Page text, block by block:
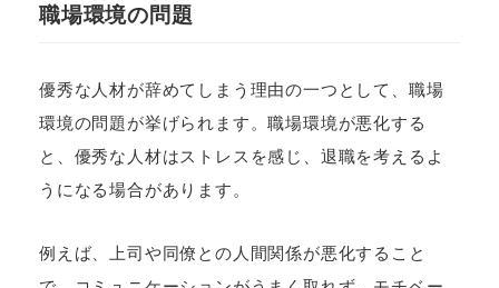
職場環境の問題
優秀な人材が辞めてしまう理由の一つとして、職場
環境の問題が挙げられます。職場環境が悪化する
と、優秀な人材はストレスを感じ、退職を考えるよ
うになる場合があります。
例えば、上司や同僚との人間関係が悪化すること